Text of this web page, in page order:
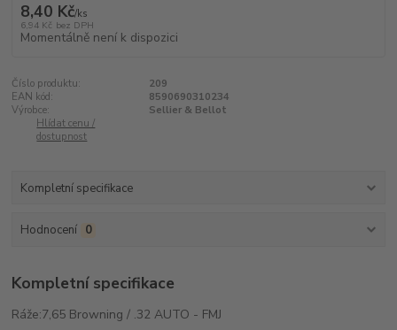
8,40 Kč/ks
6,94 Kč bez DPH
Momentálně není k dispozici
Číslo produktu:
209
EAN kód:
8590690310234
Výrobce:
Sellier & Bellot
Hlídat cenu /
dostupnost
Kompletní specifikace
Hodnocení 0
Kompletní specifikace
Ráže:7,65 Browning / .32 AUTO - FMJ